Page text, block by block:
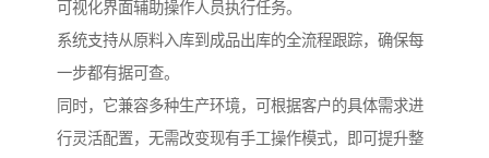
可视化界面辅助操作人员执行任务。
系统支持从原料入库到成品出库的全流程跟踪，确保每
一步都有据可查。
同时，它兼容多种生产环境，可根据客户的具体需求进
行灵活配置，无需改变现有手工操作模式，即可提升整